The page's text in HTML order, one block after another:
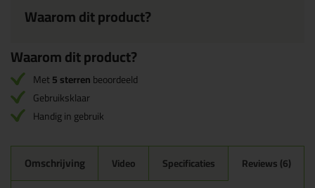
Waarom dit product?
Waarom dit product?
Met5 sterrenbeoordeeld
Gebruiksklaar
Handig in gebruik
Omschrijving Video Specificaties Reviews (6)